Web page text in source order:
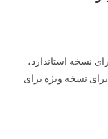
درجه سانتیگراد برای نسخه ویژه برای